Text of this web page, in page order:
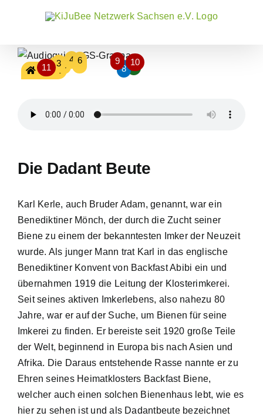
Home
13 4
5
6
7
8
9 10
11
Die Dadant Beute
Karl Kerle, auch Bruder Adam, genannt, war ein
Benediktiner Mönch, der durch die Zucht seiner
Biene zu einem der bekanntesten Imker der Neuzeit
wurde. Als junger Mann trat Karl in das englische
Benediktiner Konvent von Backfast Abibi ein und
übernahmen 1919 die Leitung der Klosterimkerei.
Seit seines aktiven Imkerlebens, also nahezu 80
Jahre, war er auf der Suche, um Bienen für seine
Imkerei zu finden. Er bereiste seit 1920 große Teile
der Welt, beginnend in Europa bis nach Asien und
Afrika. Die Daraus entstehende Rasse nannte er zu
Ehren seines Heimatklosters Backfast Biene,
welcher auch einen solchen Bienenhaus lebt, wie es
hier zu sehen ist und als Dadantbeute bezeichnet